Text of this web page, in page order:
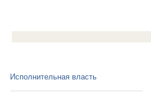
Исполнительная власть